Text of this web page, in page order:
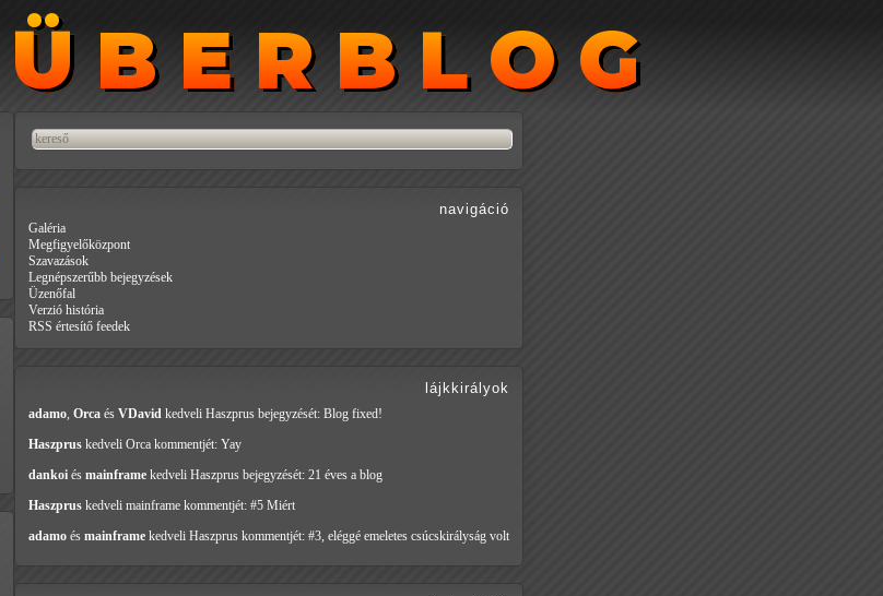
ÜBERBLOG
ÜBERBLOG
navigáció
Galéria
Megfigyelőközpont
Szavazások
Legnépszerűbb bejegyzések
Üzenőfal
Verzió história
RSS értesítő feedek
lájkkirályok
adamo, Orca és VDavid kedveli Haszprus bejegyzését: Blog fixed!
Haszprus kedveli Orca kommentjét: Yay
dankoi és mainframe kedveli Haszprus bejegyzését: 21 éves a blog
Haszprus kedveli mainframe kommentjét: #5 Miért
adamo és mainframe kedveli Haszprus kommentjét: #3, eléggé emeletes csúcskirályság volt